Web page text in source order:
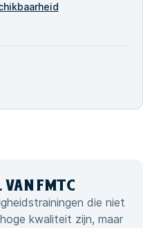
VAN
FMTC
die niet
kwaliteit zijn, maar